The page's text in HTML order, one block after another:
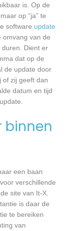
is. Op de
op “ja” te
software update
omvang van de
Dient er
dat op de
de update door
of zij geeft dan
datum en tijd
binnen
een baan
verschillende
site van It-X.
is daar de
te bereiken
van